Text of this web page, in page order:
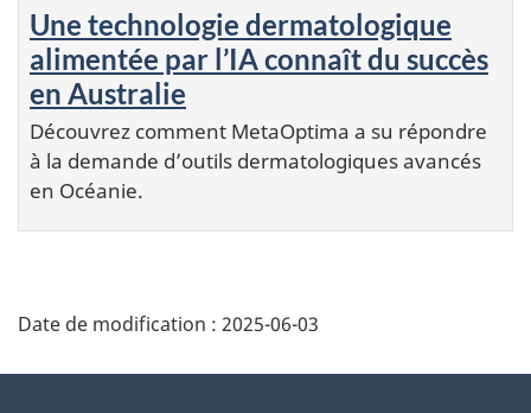
Une technologie dermatologique
alimentée par l’IA connaît du succès
en Australie
Découvrez comment MetaOptima a su répondre
à la demande d’outils dermatologiques avancés
en Océanie.
Additional
Information
Date de modification : 2025-06-03